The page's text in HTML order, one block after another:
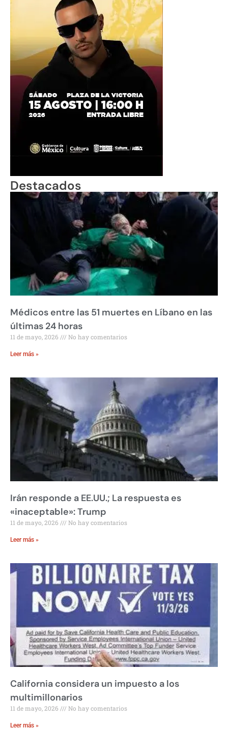
Destacados
Médicos entre las 51 muertes en Líbano en las
últimas 24 horas
11 de mayo, 2026 No hay comentarios
Leer más »
Irán responde a EE.UU.; La respuesta es
«inaceptable»: Trump
11 de mayo, 2026 No hay comentarios
Leer más »
California considera un impuesto a los
multimillonarios
11 de mayo, 2026 No hay comentarios
Leer más »